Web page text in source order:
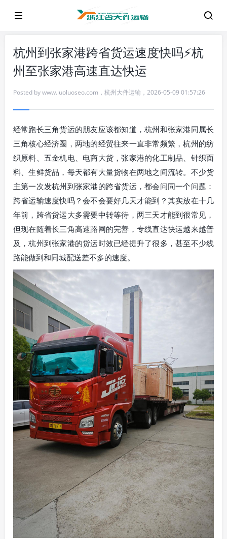
杭州到张家港跨省货运速度快吗⚡杭
州至张家港高速直达快运
Posted bywww.luoluoseo.com ， 杭州大件运输 ， 2026-05-09 01:57:26
经常跑长三角货运的朋友应该都知道，杭州和张家港同属长
三角核心经济圈，两地的经贸往来一直非常频繁，杭州的纺
织原料、五金机电、电商大货，张家港的化工制品、针织面
料、生鲜货品，每天都有大量货物在两地之间流转。不少货
主第一次发杭州到张家港的跨省货运，都会问同一个问题：
跨省运输速度快吗？会不会要好几天才能到？其实放在十几
年前，跨省货运大多需要中转等待，两三天才能到很常见，
但现在随着长三角高速路网的完善，专线直达快运越来越普
及，杭州到张家港的货运时效已经提升了很多，甚至不少线
路能做到和同城配送差不多的速度。